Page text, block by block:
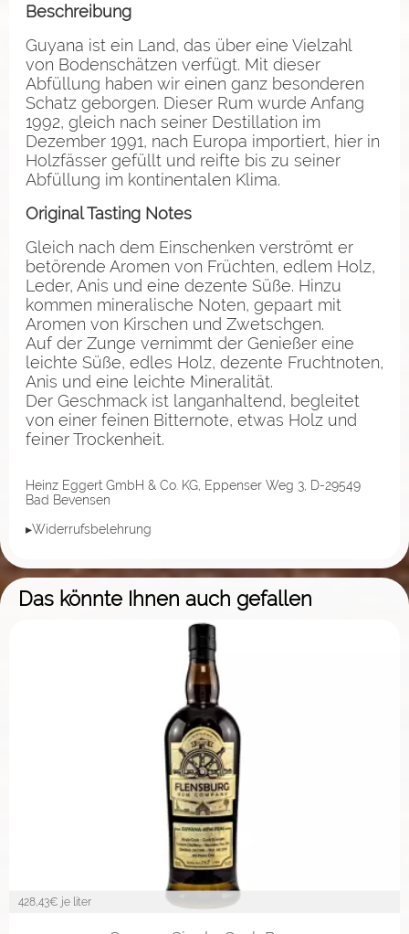
Beschreibung
Guyana ist ein Land, das über eine Vielzahl
von Bodenschätzen verfügt. Mit dieser
Abfüllung haben wir einen ganz besonderen
Schatz geborgen. Dieser Rum wurde Anfang
1992, gleich nach seiner Destillation im
Dezember 1991, nach Europa importiert, hier in
Holzfässer gefüllt und reifte bis zu seiner
Abfüllung im kontinentalen Klima.
Original Tasting Notes
Gleich nach dem Einschenken verströmt er
betörende Aromen von Früchten, edlem Holz,
Leder, Anis und eine dezente Süße. Hinzu
kommen mineralische Noten, gepaart mit
Aromen von Kirschen und Zwetschgen.
Auf der Zunge vernimmt der Genießer eine
leichte Süße, edles Holz, dezente Fruchtnoten,
Anis und eine leichte Mineralität.
Der Geschmack ist langanhaltend, begleitet
von einer feinen Bitternote, etwas Holz und
feiner Trockenheit.
Heinz Eggert GmbH & Co. KG, Eppenser Weg 3, D-29549
Bad Bevensen
▸Widerrufsbelehrung
Das könnte Ihnen auch gefallen
428,43€ je liter